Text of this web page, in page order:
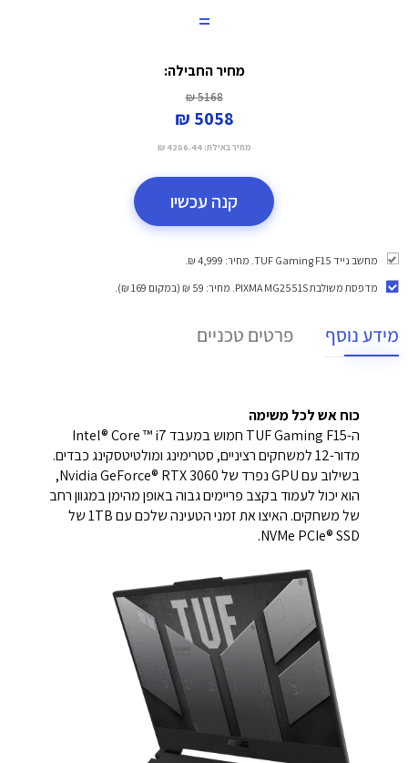
=
מחיר החבילה:
5168 ₪
5058 ₪
מחיר באילת: 4286.44 ₪
קנה עכשיו
מחשב נייד TUF Gaming F15. מחיר: 4,999 ₪.
מדפסת משולבת PIXMA MG2551S
. מחיר: 59 ₪ (במקום 169 ₪).
מידע נוסף פרטים טכניים
כוח אש לכל משימה
ה-TUF Gaming F15 חמוש במעבד Intel® Core ™ i7
מדור-12 למשחקים רציניים, סטרימינג ומולטיטסקינג כבדים.
בשילוב עם GPU נפרד של Nvidia GeForce® RTX 3060,
הוא יכול לעמוד בקצב פריימים גבוה באופן מהימן במגוון רחב
של משחקים. האיצו את זמני הטעינה שלכם עם 1TB של
NVMe PCIe® SSD.